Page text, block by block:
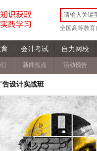
全国高等教
会计考试 自力网校
新闻焦点 活动预告
告设计实战班